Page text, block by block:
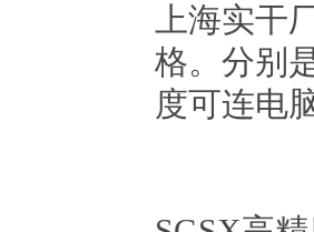
上海实干
格。
度可连电脑